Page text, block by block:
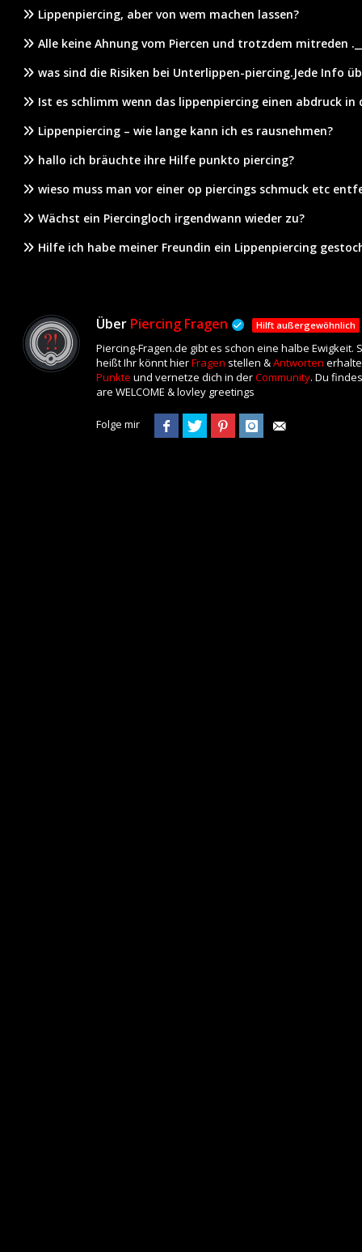
Lippenpiercing, aber von wem machen lassen?
Alle keine Ahnung vom Piercen und trotzdem mitreden
was sind die Risiken bei Unterlippen-piercing.Jede Info
Ist es schlimm wenn das lippenpiercing einen abdruck
Lippenpiercing – wie lange kann ich es rausnehmen?
hallo ich bräuchte ihre Hilfe punkto piercing?
wieso muss man vor einer op piercings schmuck etc
Wächst ein Piercingloch irgendwann wieder zu?
Hilfe ich habe meiner Freundin ein Lippenpiercing
Über Piercing Fragen Hilft außergewöhnlich
Piercing-Fragen.de gibt es schon eine halbe
heißt Ihr könnt hierFragen stellen &Antworten
Punkte und vernetze dich in derCommunity. Du
are WELCOME & lovley greetings
Folge mir